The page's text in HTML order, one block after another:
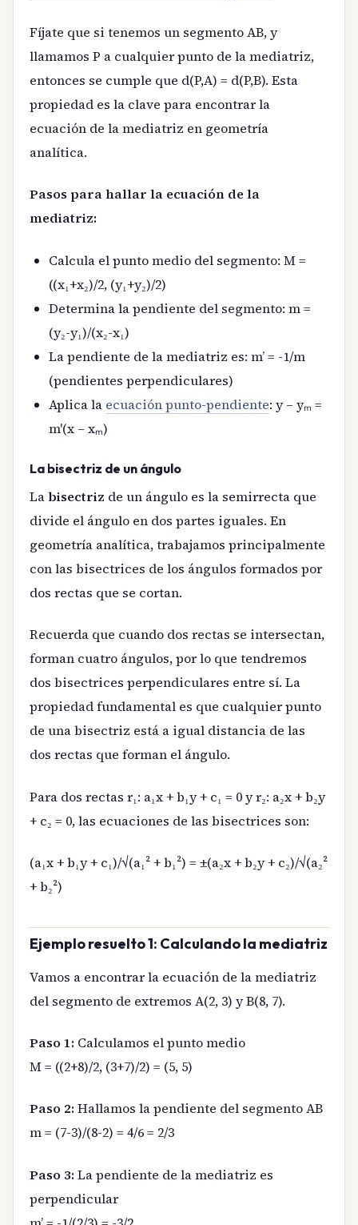
Fíjate que si tenemos un segmento AB, y
llamamos P a cualquier punto de la mediatriz,
entonces se cumple que d(P,A) = d(P,B). Esta
propiedad es la clave para encontrar la
ecuación de la mediatriz en geometría
analítica.
Pasos para hallar la ecuación de la
mediatriz:
Calcula el punto medio del segmento: M =
((x₁+x₂)/2, (y₁+y₂)/2)
Determina la pendiente del segmento: m =
(y₂-y₁)/(x₂-x₁)
La pendiente de la mediatriz es: m’ = -1/m
(pendientes perpendiculares)
Aplica la ecuación punto-pendiente: y – yₘ =
m'(x – xₘ)
La bisectriz de un ángulo
Labisectriz de un ángulo es la semirrecta que
divide el ángulo en dos partes iguales. En
geometría analítica, trabajamos principalmente
con las bisectrices de los ángulos formados por
dos rectas que se cortan.
Recuerda que cuando dos rectas se intersectan,
forman cuatro ángulos, por lo que tendremos
dos bisectrices perpendiculares entre sí. La
propiedad fundamental es que cualquier punto
de una bisectriz está a igual distancia de las
dos rectas que forman el ángulo.
Para dos rectas r₁: a₁x + b₁y + c₁ = 0 y r₂: a₂x + b₂y
+ c₂ = 0, las ecuaciones de las bisectrices son:
(a₁x + b₁y + c₁)/√(a₁² + b₁²) = ±(a₂x + b₂y + c₂)/√(a₂²
+ b₂²)
Ejemplo resuelto 1: Calculando la mediatriz
Vamos a encontrar la ecuación de la mediatriz
del segmento de extremos A(2, 3) y B(8, 7).
Paso 1: Calculamos el punto medio
M = ((2+8)/2, (3+7)/2) = (5, 5)
Paso 2:Hallamos la pendiente del segmento AB
m = (7-3)/(8-2) = 4/6 = 2/3
Paso 3:La pendiente de la mediatriz es
perpendicular